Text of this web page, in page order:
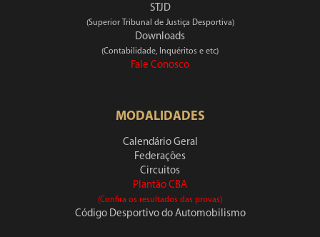
STJD
(Superior Tribunal de Justiça Desportiva)
Downloads
(Contabilidade, Inquéritos e etc)
Fale Conosco
MODALIDADES
Calendário Geral
Federações
Circuitos
Plantão CBA
(Confira os resultados das provas)
Código Desportivo do Automobilismo